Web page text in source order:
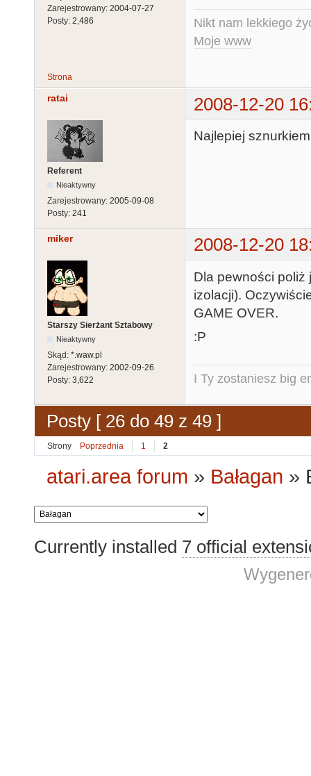
Zarejestrowany: 2004-07-27
Posty: 2,486
Nikt nam lekkiego
Moje www
Strona
ratai 2008-12-20
Referent
Nieaktywny
Zarejestrowany: 2005-09-08
Posty: 241
Najlepiej
miker 2008-12-20
Starszy Sierżant Sztabowy
Nieaktywny
Skąd: *.waw.pl
Zarejestrowany: 2002-09-26
Posty: 3,622
Dla pewności
izolacji).
GAME OVER.
:P
I Ty zostaniesz big
Posty [ 26 do 49 z 49 ]
Strony Poprzednia 1 2
atari.area forum » Bałagan »
Currently installed 7 official